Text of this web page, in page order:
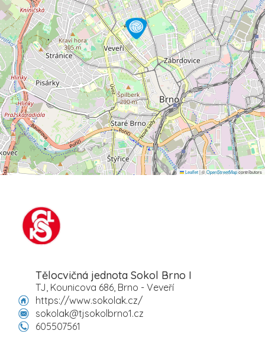
Leaflet|©OpenStreetMapcontributors
Tělocvičná jednota Sokol Brno I
TJ, Kounicova 686, Brno - Veveří
https://www.sokolak.cz/
sokolak@tjsokolbrno1.cz
605507561